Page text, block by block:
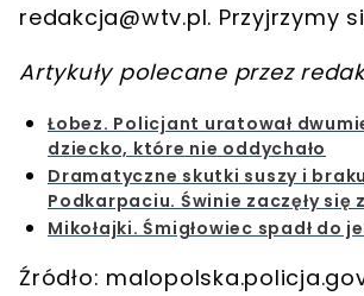
redakcja@wtv.pl. Przyjrzymy
Artykuły polecane przez
Łobez. Policjant uratował
dziecko, które nie oddychało
Dramatyczne skutki suszy i
Podkarpaciu. Świnie zaczęły się
Mikołajki. Śmigłowiec spadł do
Źródło: